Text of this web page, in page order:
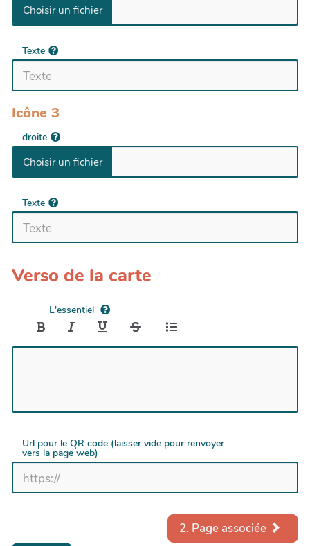
Texte
Icône 3
droite
Texte
Verso de la carte
L'essentiel
Url pour le QR code (laisser vide pour renvoyer
vers la page web)
2. Page associée